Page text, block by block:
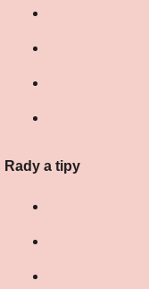
Rady a tipy